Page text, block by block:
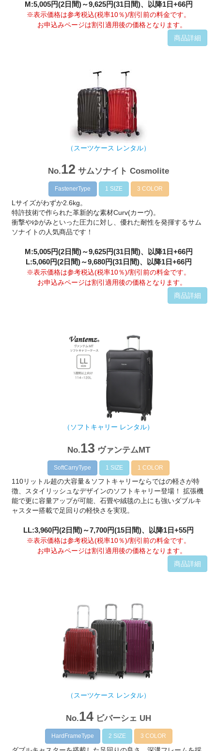
M:5,005円(2日間)～9,625円(31日間)、以降1日+66円
※表示価格は参考税込(税率10％)/割引前の料金です。
お申込みページは割引適用後の価格となります。
商品詳細
（スーツケース レンタル）
No.12 サムソナイト Cosmolite
FastenerType 1 SIZE 3 COLOR
Lサイズがわずか2.6kg。
特許技術で作られた革新的な素材Curv(カーヴ)。
衝撃やゆがみといった圧力に対し、優れた耐性を発揮するサム
ソナイトの人気商品です！
M:5,005円(2日間)～9,625円(31日間)、以降1日+66円
L:5,060円(2日間)～9,680円(31日間)、以降1日+66円
※表示価格は参考税込(税率10％)/割引前の料金です。
お申込みページは割引適用後の価格となります。
商品詳細
（ソフトキャリー レンタル）
No.13 ヴァンテムMT
SoftCarryType 1 SIZE 1 COLOR
110リットル超の大容量＆ソフトキャリーならではの軽さが特
徴、スタイリッシュなデザインのソフトキャリー登場！ 拡張機
能で更に容量アップが可能、石畳や絨毯の上にも強いダブルキ
ャスター搭載で足回りの軽快さを実現。
LL:3,960円(2日間)～7,700円(15日間)、以降1日+55円
※表示価格は参考税込(税率10％)/割引前の料金です。
お申込みページは割引適用後の価格となります。
商品詳細
（スーツケース レンタル）
No.14 ビバーシェ UH
HardFrameType 2 SIZE 3 COLOR